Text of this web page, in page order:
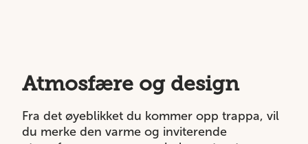
Atmosfære og design
Fra det øyeblikket du kommer opp trappa, vil
du merke den varme og inviterende